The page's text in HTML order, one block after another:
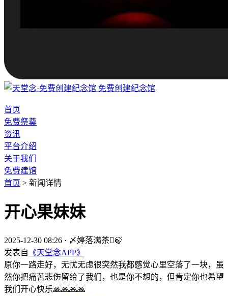
免费创建纪念馆
首页
免费祭奠
资讯
平台介绍
关于我们
免费建馆
首页 > 新闻详情
开心果妹妹
2025-12-30 08:26 · 〆婷落满茶🍃
发表自 《天堂念APP》
原你一路走好，无忧无虑很突然我都感觉心里空落了一块，虽
然你把痛苦悲伤留给了我们，也是你不想的，但肯定你也希望
我们开心快乐🙏🙏🙏🙏